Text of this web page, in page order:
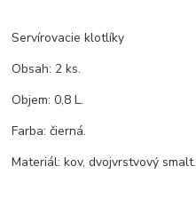
Servírovacie klotlíky
Obsah: 2 ks.
Objem: 0,8 L.
Farba: čierná.
Materiál: kov, dvojvrstvový smalt.